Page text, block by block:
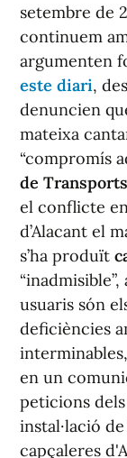
setembre de
continuem
argumenten
este diari,
denuncien
mateixa
“compromís
de
el conflicte
d’Alacant el
s’ha produït
usuaris són
deficiències
en un
peticions
instal·lació
capçaleres